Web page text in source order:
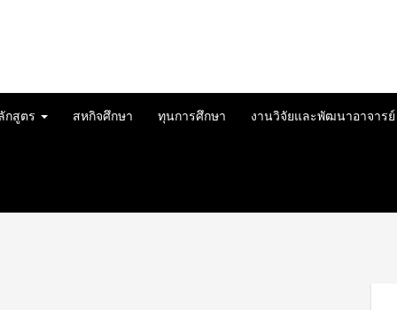
กสูตร สหกิจศึกษา ทุนการศึกษา งานวิจัยและพัฒนาอาจารย์